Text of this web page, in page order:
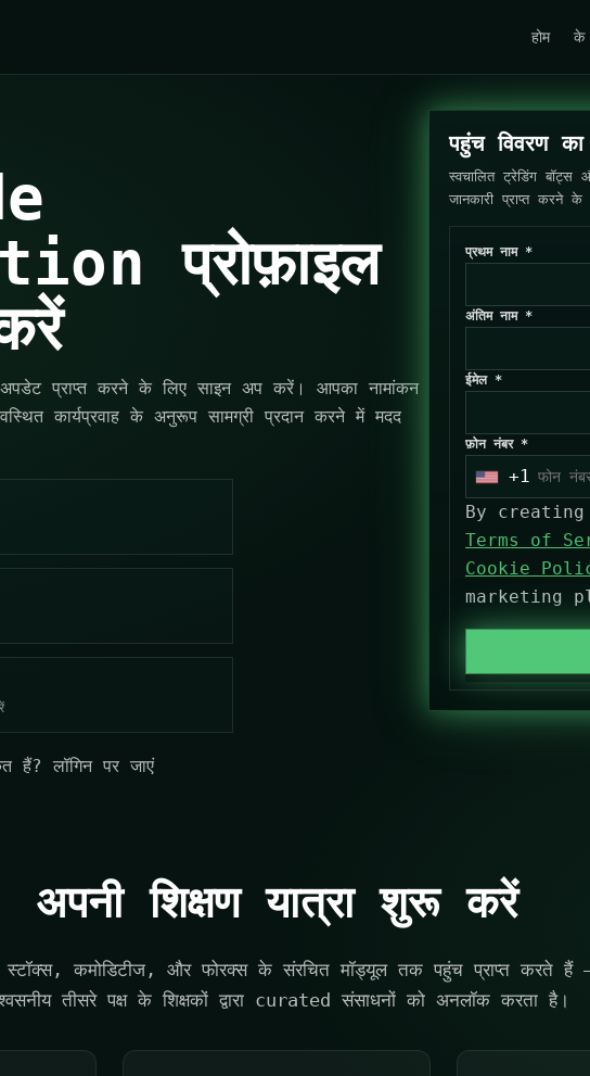
होम के
प्रोफ़ाइल
प्राप्त करने के लिए साइन अप करें। आपका नामांकन
कार्यप्रवाह के अनुरूप सामग्री प्रदान करने में मदद
हैं? लॉगिन पर जाएं
पहुंच विवरण
स्वचालित ट्रेडिंग
जानकारी प्राप्त करने
प्रथम नाम *
अंतिम नाम *
ईमेल *
फ़ोन नंबर *
U
i
t
e
d
a
+1
By creating
Terms of
Cookie
marketing
अपनी शिक्षण यात्रा शुरू करें
कमोडिटीज, और फोरक्स के संरचित मॉड्यूल तक पहुंच प्राप्त करते हैं
तीसरे पक्ष के शिक्षकों द्वारा curated संसाधनों को अनलॉक करता है।